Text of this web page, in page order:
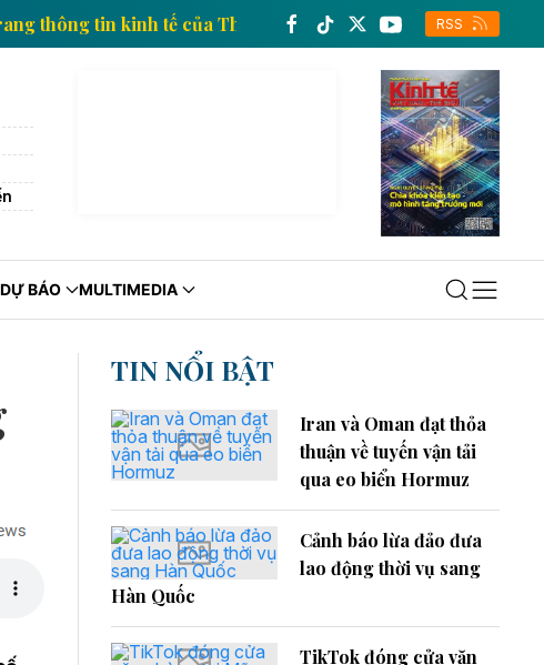
Trang thông tin kinh tế của Thông tấn xã Việt Nam
RSS
BÁO MULTIMEDIA
TIN NỔI BẬT
Iran và Oman đạt thỏa
thuận về tuyến vận tải
qua eo biển Hormuz
Cảnh báo lừa đảo đưa
lao động thời vụ sang
Hàn Quốc
TikTok đóng cửa văn